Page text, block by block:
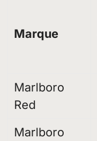
Marque
Marlboro
Red
Marlboro